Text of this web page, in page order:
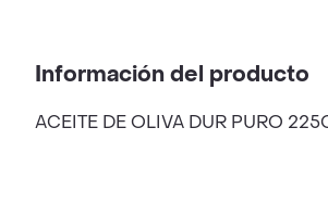
Información del producto
ACEITE DE OLIVA DUR PURO